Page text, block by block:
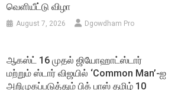
வெளியீட்டு விழா
August 7, 2026 Dgowdham Pro
ஆகஸ்ட் 16 முதல் ஜியோஹாட்ஸ்டார்
மற்றும் ஸ்டார் விஜயில் ‘Common Man’-ஐ
அறிமுகப்படுத்தும் பிக் பாஸ் தமிழ் 10